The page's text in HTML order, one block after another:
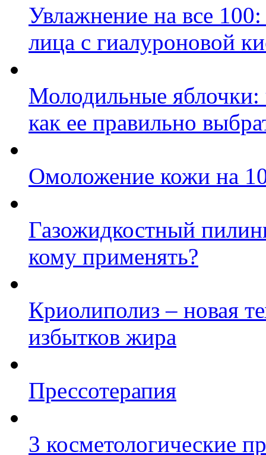
Увлажнение на все
лица с гиалуроновой
Молодильные яблочки:
как ее правильно
Омоложение кожи на
Газожидкостный
кому применять?
Криолиполиз – новая
избытков жира
Прессотерапия
3 косметологические